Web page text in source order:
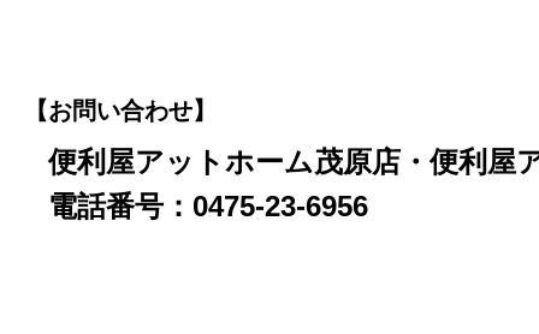
【お問い合わせ】
便利屋アットホーム茂原店・便利屋
電話番号：0475-23-6956